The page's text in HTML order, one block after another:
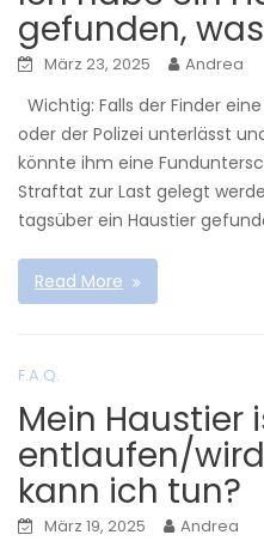
gefunden,
März 23, 2025 Andrea
Wichtig: Falls der Finder
oder der Polizei unterlässt
könnte ihm eine
Straftat zur Last gelegt
tagsüber ein Haustier
Read More
F.A.Q.
Mein Haustier
entlaufen/
kann ich tun?
März 19, 2025 Andrea